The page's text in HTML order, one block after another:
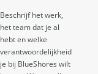
Beschrijf het werk,
het team dat je al
hebt en welke
verantwoordelijkheid
je bij BlueShores wilt